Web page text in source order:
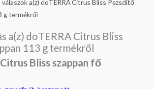
válaszok a(z) doTERRA Citrus Bliss Pezsdítő
g termékről
a(z) doTERRA Citrus Bliss
113 g termékről
Bliss szappan fő